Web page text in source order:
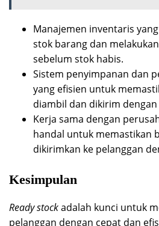
Manajemen inventaris
stok barang dan
sebelum stok habis.
Sistem penyimpanan dan
yang efisien untuk
diambil dan dikirim dengan
Kerja sama dengan
handal untuk memastikan
dikirimkan ke pelanggan
Kesimpulan
Ready stockadalah kunci untuk
pelanggan dengan cepat dan